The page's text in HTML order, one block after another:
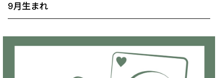
9月生まれ